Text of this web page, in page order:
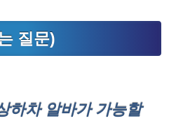
질문)
하차 알바가 가능할